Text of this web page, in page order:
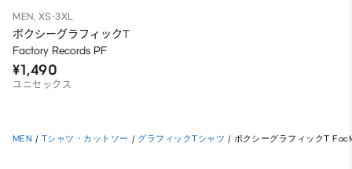
MEN, XS-3XL
ボクシーグラフィックT
Factory Records PF
¥1,490
ユニセックス
MEN / Tシャツ・カットソー / グラフィックTシャツ / ボクシーグラフィックT